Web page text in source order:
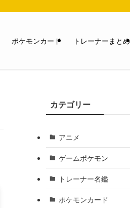
ポケモンカード トレーナーまとめ
カテゴリー
アニメ
ゲームポケモン
トレーナー名鑑
ポケモンカード